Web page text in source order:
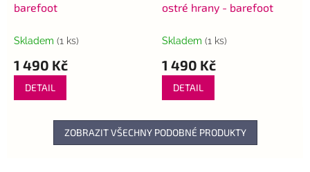
barefoot
Skladem (1 ks)
1 490 Kč
DETAIL
ostré hrany - barefoot
Skladem (1 ks)
1 490 Kč
DETAIL
ZOBRAZIT VŠECHNY PODOBNÉ PRODUKTY